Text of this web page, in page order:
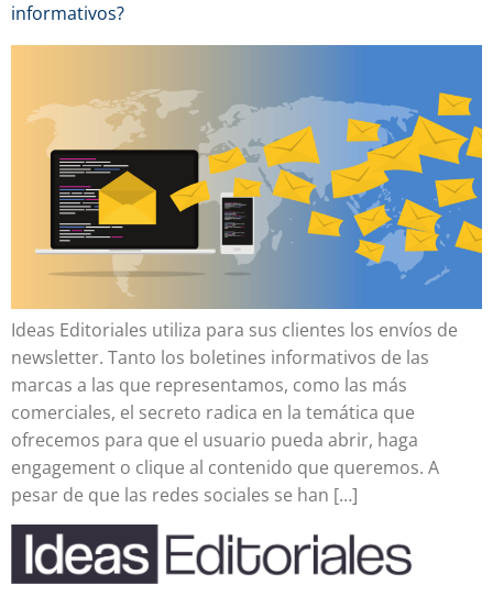
informativos?
Ideas Editoriales utiliza para sus clientes los envíos de
newsletter. Tanto los boletines informativos de las
marcas a las que representamos, como las más
comerciales, el secreto radica en la temática que
ofrecemos para que el usuario pueda abrir, haga
engagement o clique al contenido que queremos. A
pesar de que las redes sociales se han […]